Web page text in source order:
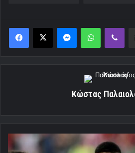
MessengerWhatsApp
Κώστας
Ενίσχυση-